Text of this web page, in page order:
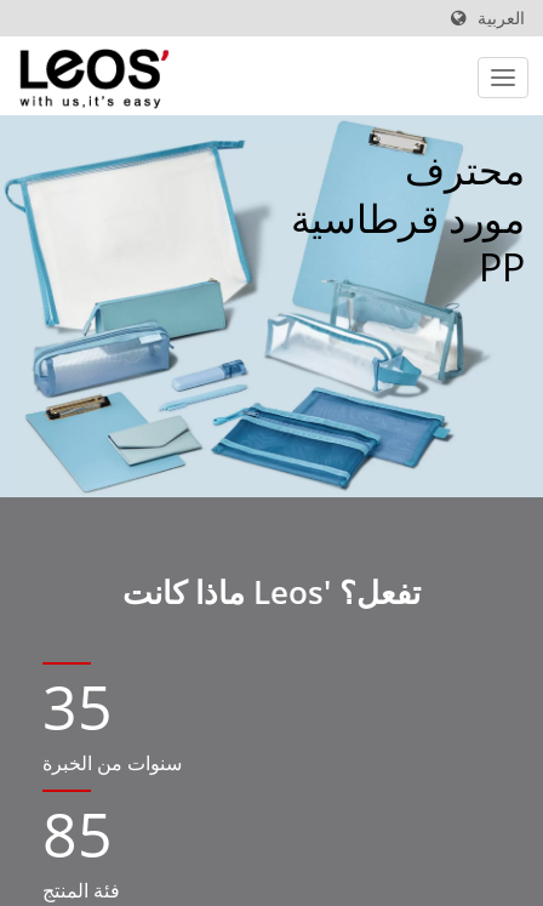
العربية
محترف
مورد قرطاسية
PP
ماذا كانت Leos' تفعل؟
35
سنوات من الخبرة
85
فئة المنتج